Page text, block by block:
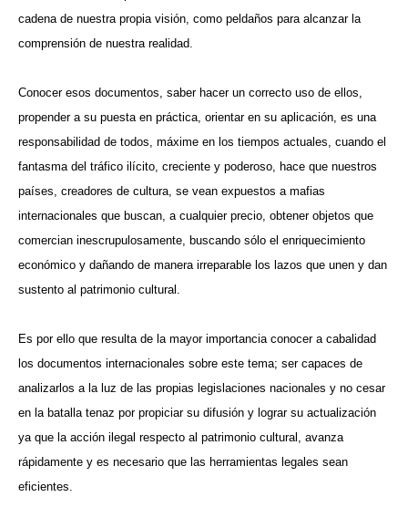
cadena de nuestra propia visión, como peldaños para alcanzar la
comprensión de nuestra realidad.
Conocer esos documentos, saber hacer un correcto uso de ellos,
propender a su puesta en práctica, orientar en su aplicación, es una
responsabilidad de todos, máxime en los tiempos actuales, cuando el
fantasma del tráfico ilícito, creciente y poderoso, hace que nuestros
países, creadores de cultura, se vean expuestos a mafias
internacionales que buscan, a cualquier precio, obtener objetos que
comercian inescrupulosamente, buscando sólo el enriquecimiento
económico y dañando de manera irreparable los lazos que unen y dan
sustento al patrimonio cultural.
Es por ello que resulta de la mayor importancia conocer a cabalidad
los documentos internacionales sobre este tema; ser capaces de
analizarlos a la luz de las propias legislaciones nacionales y no cesar
en la batalla tenaz por propiciar su difusión y lograr su actualización
ya que la acción ilegal respecto al patrimonio cultural, avanza
rápidamente y es necesario que las herramientas legales sean
eficientes.